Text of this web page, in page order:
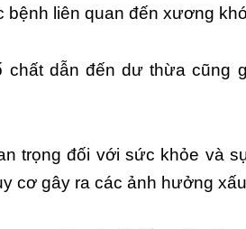
bệnh liên quan đến xương
chất dẫn đến dư thừa cũng
trọng đối với sức khỏe và
cơ gây ra các ảnh hưởng